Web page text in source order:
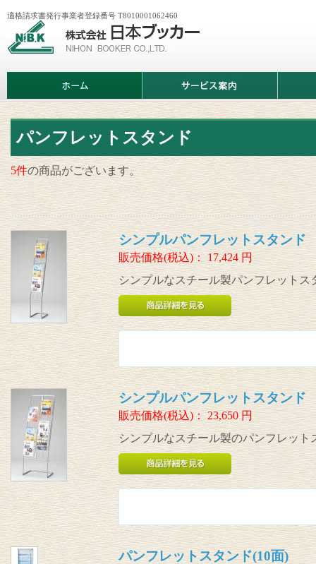
会
日
ッ
カ
適格請求書発行事業者登録番号 T8010001062460
ム
ビ
案
内
情
パンフレットスタンド
5件の商品がございます。
シンプルパンフレットスタン
販売価格(税込)： 17,424円
シンプルなスチール製パンフレットス
シンプルパンフレットスタン
販売価格(税込)： 23,650円
シンプルなスチール製のパンフレット
パンフレットスタンド(10面)